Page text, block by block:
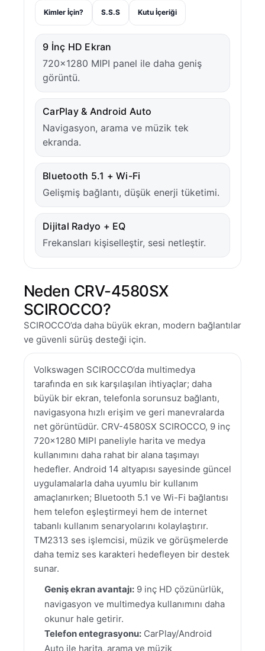
Kimler İçin? S.S.S Kutu İçeriği
9 İnç HD Ekran
720×1280 MIPI panel ile daha geniş
görüntü.
CarPlay & Android Auto
Navigasyon, arama ve müzik tek
ekranda.
Bluetooth 5.1 + Wi-Fi
Gelişmiş bağlantı, düşük enerji tüketimi.
Dijital Radyo + EQ
Frekansları kişiselleştir, sesi netleştir.
Neden CRV-4580SX
SCIROCCO?
SCIROCCO’da daha büyük ekran, modern bağlantılar
ve güvenli sürüş desteği için.
Volkswagen SCIROCCO’da multimedya
tarafında en sık karşılaşılan ihtiyaçlar; daha
büyük bir ekran, telefonla sorunsuz bağlantı,
navigasyona hızlı erişim ve geri manevralarda
net görüntüdür. CRV-4580SX SCIROCCO, 9 inç
720×1280 MIPI paneliyle harita ve medya
kullanımını daha rahat bir alana taşımayı
hedefler. Android 14 altyapısı sayesinde güncel
uygulamalarla daha uyumlu bir kullanım
amaçlanırken; Bluetooth 5.1 ve Wi-Fi bağlantısı
hem telefon eşleştirmeyi hem de internet
tabanlı kullanım senaryolarını kolaylaştırır.
TM2313 ses işlemcisi, müzik ve görüşmelerde
daha temiz ses karakteri hedefleyen bir destek
sunar.
Geniş ekran avantajı: 9 inç HD çözünürlük,
navigasyon ve multimedya kullanımını daha
okunur hale getirir.
Telefon entegrasyonu: CarPlay/Android
Auto ile harita, arama ve müzik